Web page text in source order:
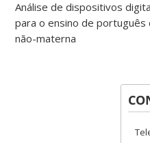
Análise de dispositivos
para o ensino de português
não-materna